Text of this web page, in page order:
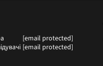
[email protected]
[email protected]